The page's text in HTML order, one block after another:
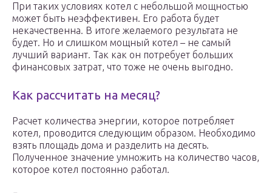
При таких условиях котел с небольшой мощностью
может быть неэффективен. Его работа будет
некачественна. В итоге желаемого результата не
будет. Но и слишком мощный котел – не самый
лучший вариант. Так как он потребует больших
финансовых затрат, что тоже не очень выгодно.
Как рассчитать на месяц?
Расчет количества энергии, которое потребляет
котел, проводится следующим образом. Необходимо
взять площадь дома и разделить на десять.
Полученное значение умножить на количество часов,
которое котел постоянно работал.